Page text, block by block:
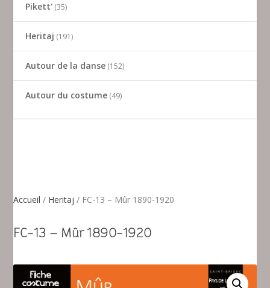
Pikett' 35
Heritaj 191
Autour de la danse 152
Autour du costume 49
Accueil / Heritaj / FC-13 – Mûr 1890-1920
FC-13 – Mûr 1890-1920